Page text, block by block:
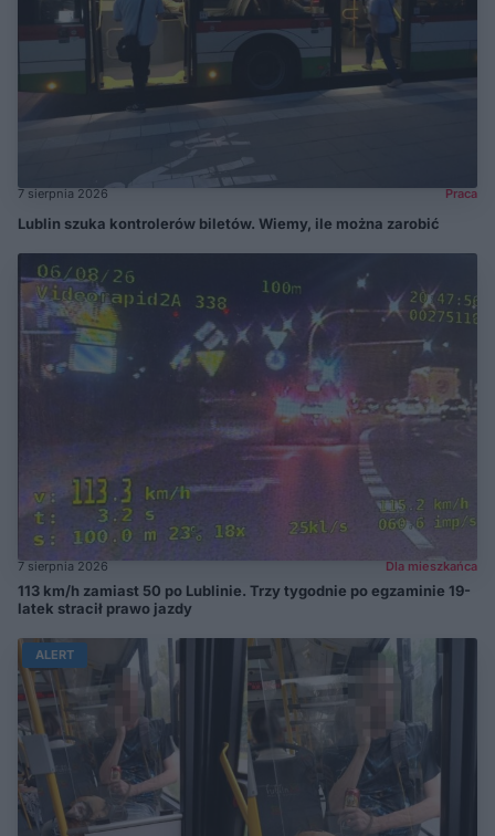
7 sierpnia 2026 Praca
Lublin szuka kontrolerów biletów. Wiemy, ile można zarobić
7 sierpnia 2026 Dla mieszkańca
113 km/h zamiast 50 po Lublinie. Trzy tygodnie po egzaminie 19-
latek stracił prawo jazdy
ALERT